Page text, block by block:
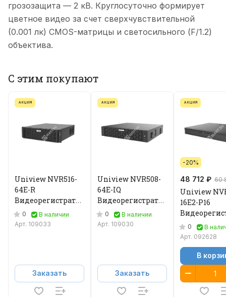
грозозащита — 2 кВ. Круглосуточно формирует
цветное видео за счет сверхчувствительной
(0.001 лк) CMOS-матрицы и светосильного (F/1.2)
объектива.
С этим покупают
АКЦИЯ
Uniview NVR516-
64E-R
Видеорегистратор
IP 0
В наличии
Арт. 109033
Заказать
АКЦИЯ
Uniview NVR508-
64E-IQ
Видеорегистратор
IP 0
В наличии
Арт. 109030
Заказать
АКЦИЯ
-20%
48 712 ₽ 60
Uniview
16E2-P16
IP 0
В
Арт. 092628
В